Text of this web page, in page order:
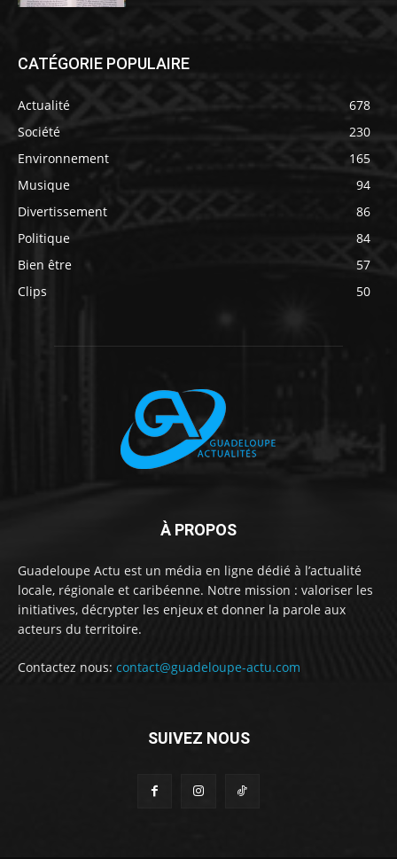
CATÉGORIE POPULAIRE
Actualité
678
Société
230
Environnement
165
Musique
94
Divertissement
86
Politique
84
Bien être
57
Clips
50
À PROPOS
Guadeloupe Actu est un média en ligne dédié à l’actualité
locale, régionale et caribéenne. Notre mission : valoriser les
initiatives, décrypter les enjeux et donner la parole aux
acteurs du territoire.
Contactez nous: contact@guadeloupe-actu.com
SUIVEZ NOUS